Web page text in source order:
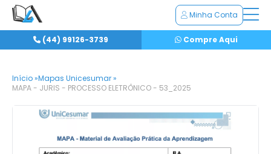
Minha Conta
(44) 99126-3739 Compre Aqui
Início »Mapas Unicesumar »
MAPA - JURIS - PROCESSO ELETRÔNICO - 53_2025